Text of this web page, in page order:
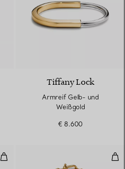
Tiffany Lock
Armreif Gelb- und
Weißgold
€ 8.600
Kleines Wickelarmbandin